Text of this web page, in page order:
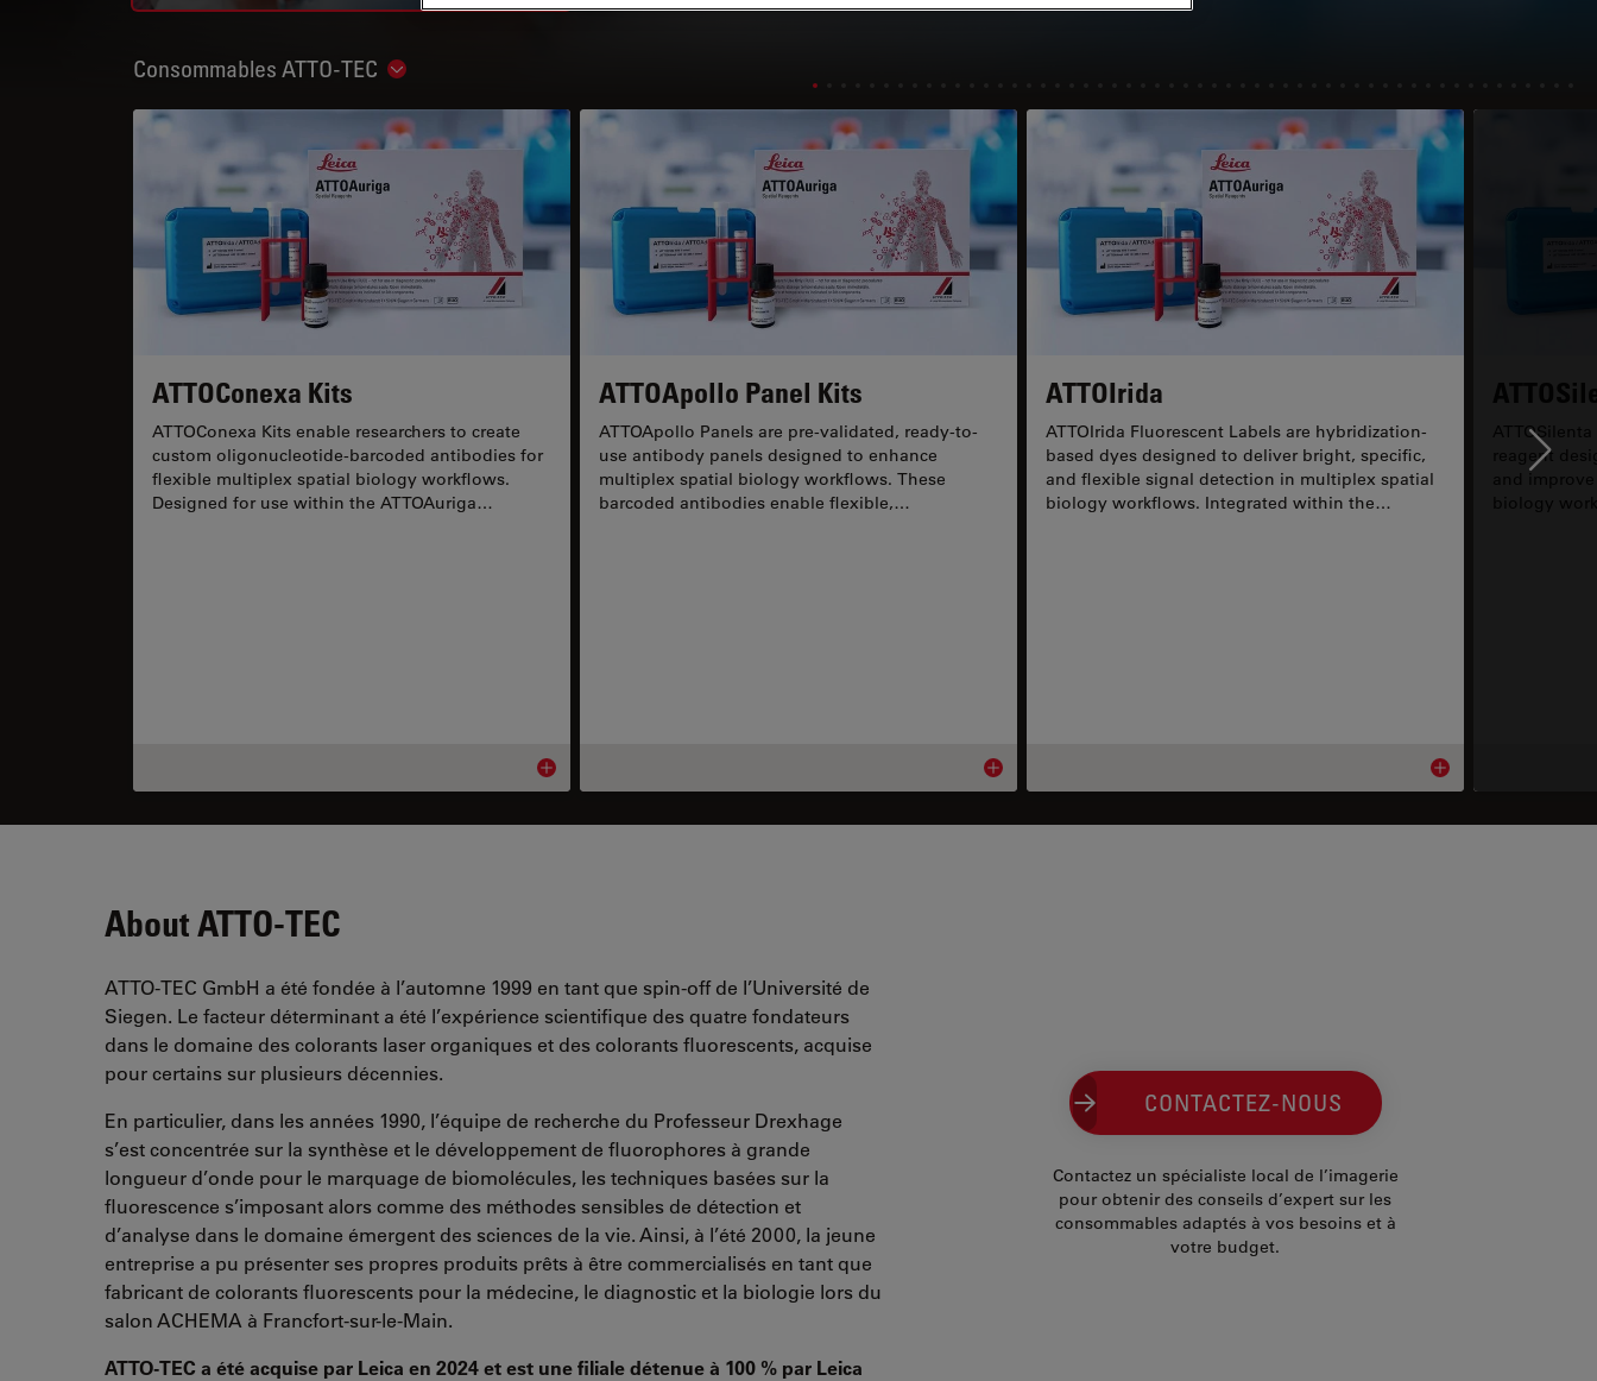
Consommables ATTO-TEC Show subnavigation
ATTOConexa Kits
ATTOConexa Kits enable researchers to create
custom oligonucleotide-barcoded antibodies for
flexible multiplex spatial biology workflows.
Designed for use within the ATTOAuriga
Product details
ATTOApollo Panel Kits
ATTOApollo Panels are pre-validated, ready-to-
use antibody panels designed to enhance
multiplex spatial biology workflows. These
barcoded antibodies enable flexible,
Product details
ATTOIrida
ATTOIrida Fluorescent Labels are hybridization-
based dyes designed to deliver bright, specific,
and flexible signal detection in multiplex spatial
biology workflows. Integrated within the
Product details
reagent
About ATTO-TEC
ATTO-TEC GmbH a été fondée à l’automne 1999 en tant que spin-off de l’Université de
Siegen. Le facteur déterminant a été l’expérience scientifique des quatre fondateurs
dans le domaine des colorants laser organiques et des colorants fluorescents, acquise
pour certains sur plusieurs décennies.
En particulier, dans les années 1990, l’équipe de recherche du Professeur Drexhage
s’est concentrée sur la synthèse et le développement de fluorophores à grande
longueur d’onde pour le marquage de biomolécules, les techniques basées sur la
fluorescence s’imposant alors comme des méthodes sensibles de détection et
d’analyse dans le domaine émergent des sciences de la vie. Ainsi, à l’été 2000, la jeune
entreprise a pu présenter ses propres produits prêts à être commercialisés en tant que
fabricant de colorants fluorescents pour la médecine, le diagnostic et la biologie lors du
salon ACHEMA à Francfort-sur-le-Main.
ATTO-TEC a été acquise par Leica en 2024 et est une filiale détenue à 100 % par Leica
CONTACTEZ-NOUS
Contactez un spécialiste local de l’imagerie
pour obtenir des conseils d’expert sur les
consommables adaptés à vos besoins et à
votre budget.